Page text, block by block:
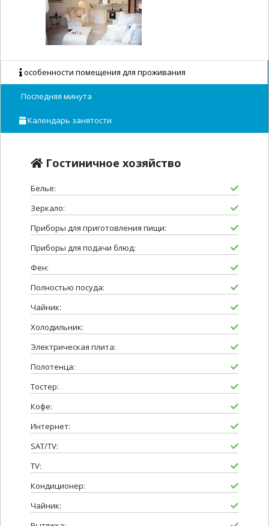
особенности помещения для проживания
Последняя минута
Календарь занятости
Гостиничное хозяйство
Белье:
Зеркало:
Приборы для приготовления пищи:
Приборы для подачи блюд:
Фен:
Полностью посуда:
Чайник:
Холодильник:
Электрическая плита:
Полотенца:
Тостер:
Кофе:
Интернет:
SAT/TV:
TV:
Кондиционер:
Чайник: